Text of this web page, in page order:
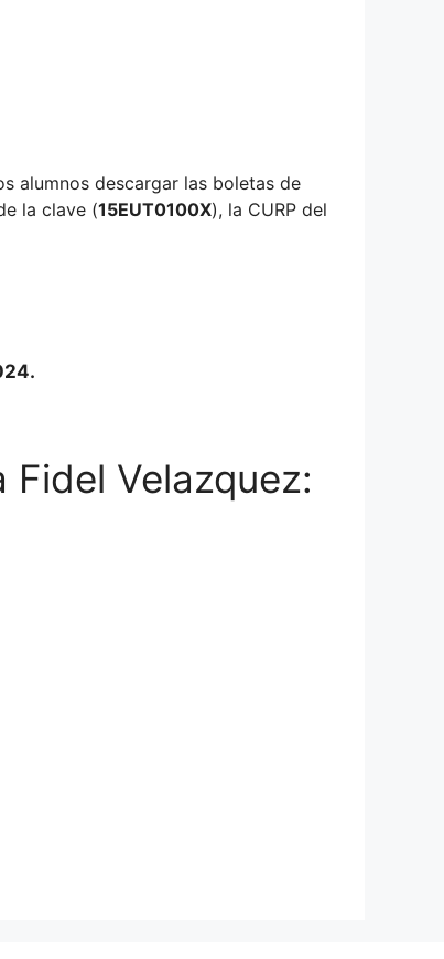
alumnos descargar las boletas de
la clave (15EUT0100X), la CURP del
Velazquez: